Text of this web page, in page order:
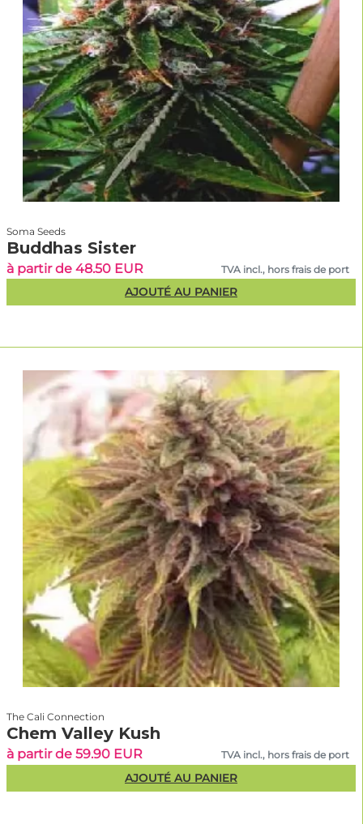
Soma Seeds
Buddhas Sister
à partir de 48.50 EUR TVA incl., hors frais de port
AJOUTÉ AU PANIER
The Cali Connection
Chem Valley Kush
à partir de 59.90 EUR TVA incl., hors frais de port
AJOUTÉ AU PANIER